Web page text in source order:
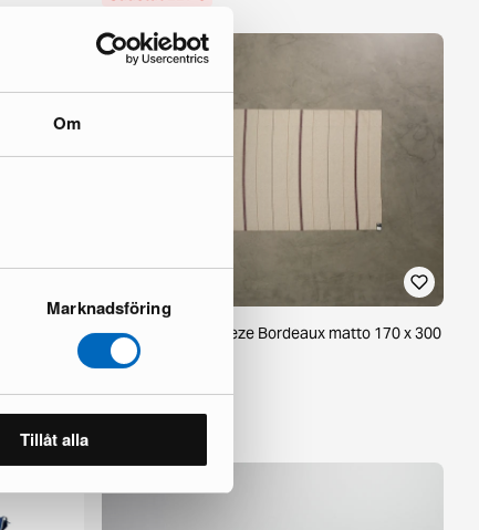
Om
Marknadsföring
Tillåt alla
Brita Sweden Trapeze Bordeaux matto 170 x 300
cm
2 varastossa ·
374 € 661 €